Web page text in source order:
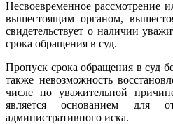
Несвоевременное рассмотрение
вышестоящим органом,
свидетельствует о наличии
срока обращения в суд.
Пропуск срока обращения в суд
также невозможность
числе по уважительной
является основанием для
административного иска.